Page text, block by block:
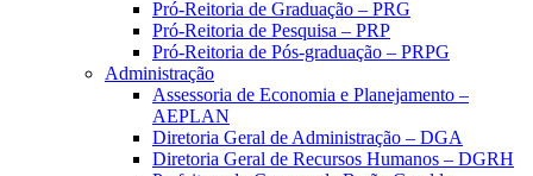
Pró-Reitoria de Graduação – PRG
Pró-Reitoria de Pesquisa – PRP
Pró-Reitoria de Pós-graduação – PRPG
Administração
Assessoria de Economia e Planejamento –
AEPLAN
Diretoria Geral de Administração – DGA
Diretoria Geral de Recursos Humanos – DGRH